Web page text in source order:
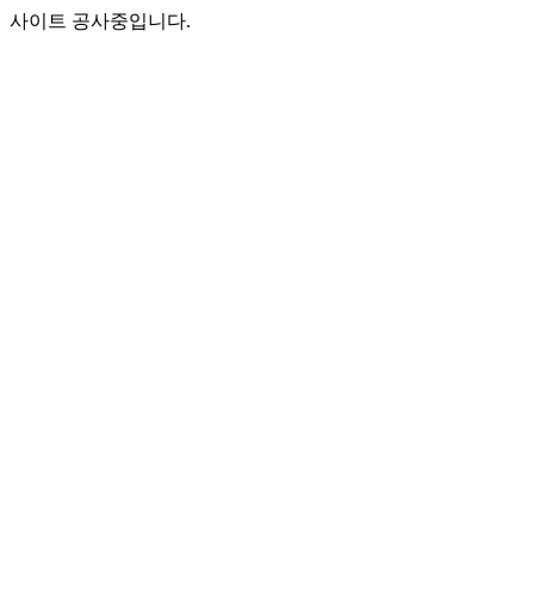
사이트 공사중입니다.